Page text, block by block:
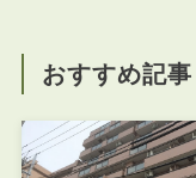
おすすめ記事